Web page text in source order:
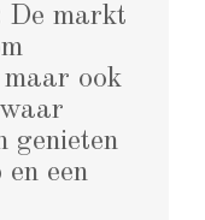
De markt
maar ook
genieten
een